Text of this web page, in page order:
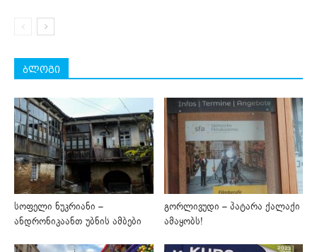
ბლოგი
სოფელი ნუკრიანი –
ანდრონიკაანთ უბნის ამბები
გორლივუდი – პატარა ქალაქი
ამაყობს!